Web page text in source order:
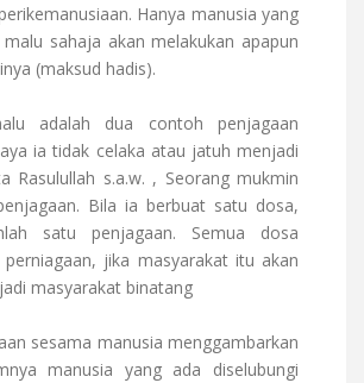
Hanya manusia yang
sahaja akan melakukan apapun
(maksud hadis).
adalah dua contoh penjagaan
ia tidak celaka atau jatuh menjadi
Rasulullah s.a.w. , Seorang mukmin
Bila ia berbuat satu dosa,
satu penjagaan. Semua dosa
jika masyarakat itu akan
masyarakat binatang
sesama manusia menggambarkan
manusia yang ada diselubungi